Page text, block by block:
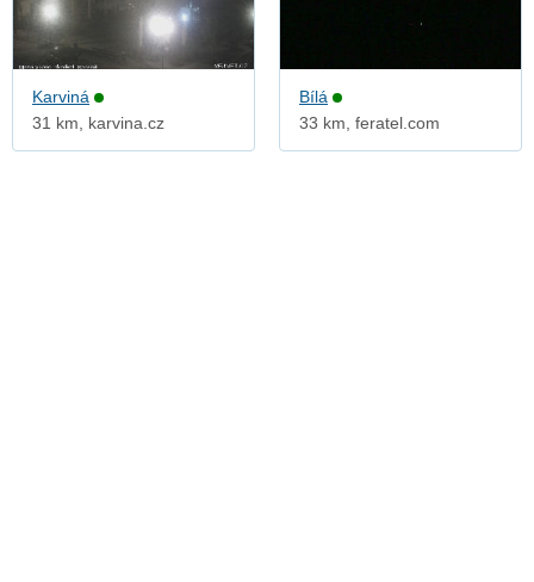
Karviná
31 km, karvina.cz
Bílá
33 km, feratel.com